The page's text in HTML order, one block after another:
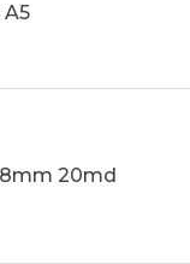
A5
20md